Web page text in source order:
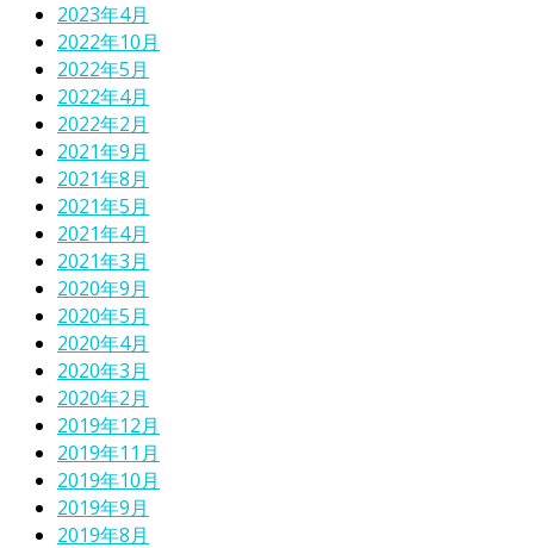
2023年4月
2022年10月
2022年5月
2022年4月
2022年2月
2021年9月
2021年8月
2021年5月
2021年4月
2021年3月
2020年9月
2020年5月
2020年4月
2020年3月
2020年2月
2019年12月
2019年11月
2019年10月
2019年9月
2019年8月